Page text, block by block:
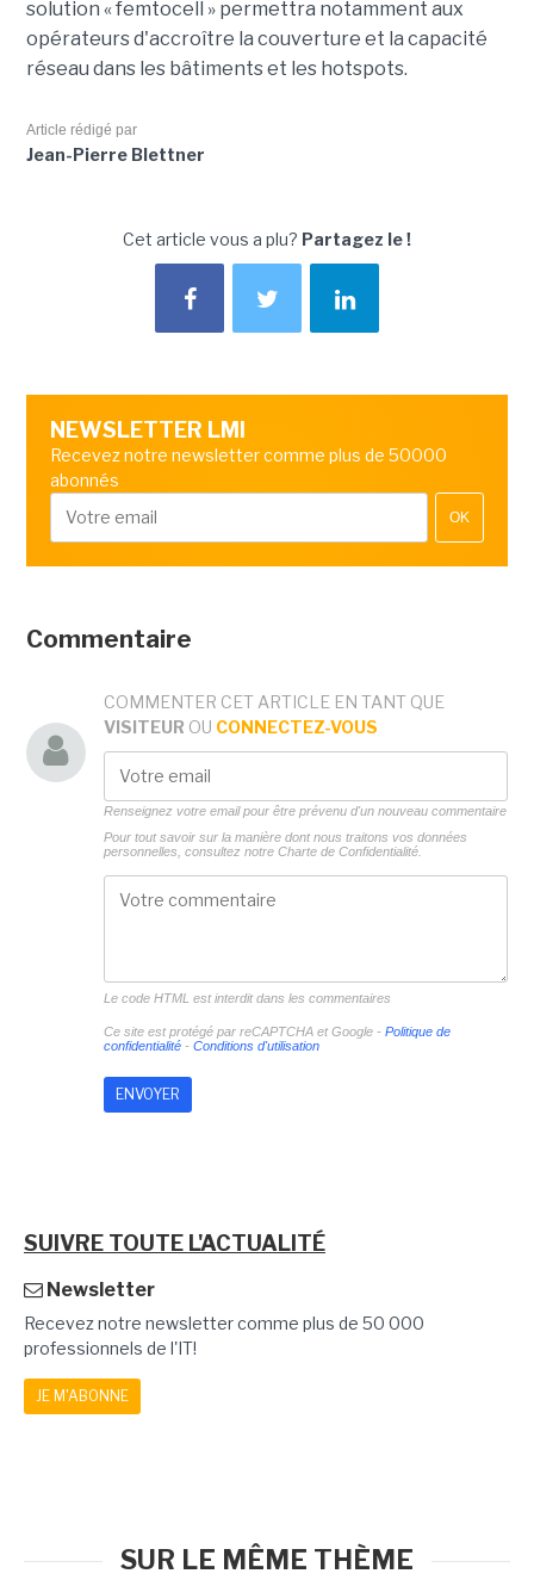
solution « femtocell » permettra notamment aux
opérateurs d'accroître la couverture et la capacité
réseau dans les bâtiments et les hotspots.
Article rédigé par
Jean-Pierre Blettner
Cet article vous a plu? Partagez le !
NEWSLETTER LMI
Recevez notre newsletter comme plus de 50000
abonnés
OK
Commentaire
COMMENTER CET ARTICLE EN TANT QUE
VISITEUR OU CONNECTEZ-VOUS
Renseignez votre email pour être prévenu d'un nouveau commentaire
Pour tout savoir sur la manière dont nous traitons vos données
personnelles, consultez notre Charte de Confidentialité.
Le code HTML est interdit dans les commentaires
Ce site est protégé par reCAPTCHA et Google - Politique de
confidentialité- Conditions d'utilisation
SUIVRE TOUTE L'ACTUALITÉ
Newsletter
Recevez notre newsletter comme plus de 50 000
professionnels de l'IT!
JE M'ABONNE
SUR LE MÊME THÈME